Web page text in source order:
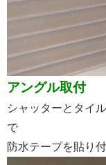
アングル取付
シャッターとタイ
で
防水テープを貼り